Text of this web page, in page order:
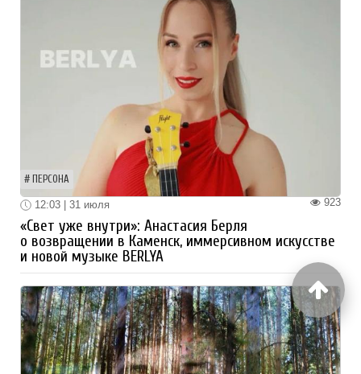
ПЕРСОНА
923
12:03 | 31 июля
«Свет уже внутри»: Анастасия Берля
о возвращении в Каменск, иммерсивном искусстве
и новой музыке BERLYA